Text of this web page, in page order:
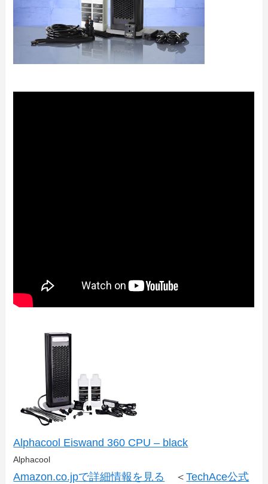
Alphacool Eiswand 360 CPU – black
Alphacool
Amazon.co.jpで詳細情報を見る ＜TechAce公式